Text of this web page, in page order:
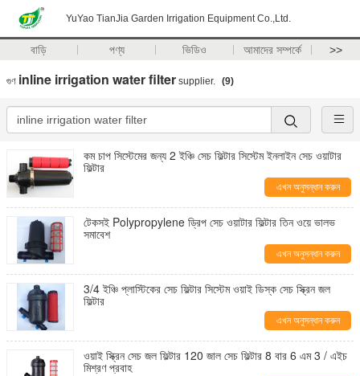
YuYao TianJia Garden Irrigation Equipment Co.,Ltd.
বাড়ি পণ্য ভিডিও আমাদের সম্পর্কে >>
গুণ inline irrigation water filter supplier. (9)
কম চাপ সিস্টেমের জন্য 2 ইঞ্চি সেচ ফিল্টার সিস্টেম ইনলাইন সেচ ওয়াটার
ফিল্টার
এখন অনুসন্ধান করুন
টেকসই Polypropylene ড্রিপ সেচ ওয়াটার ফিল্টার তিন ওয়ে ভালভ
সমাবেশ
এখন অনুসন্ধান করুন
3/4 ইঞ্চি প্লাস্টিকের সেচ ফিল্টার সিস্টেম ওয়াই ডিস্ক সেচ স্ক্রিন জল
ফিল্টার
এখন অনুসন্ধান করুন
ওয়াই স্ক্রিন সেচ জল ফিল্টার 120 জাল সেচ ফিল্টার 8 বার 6 এম 3 / এইচ
মিশ্রণ প্রবাহ